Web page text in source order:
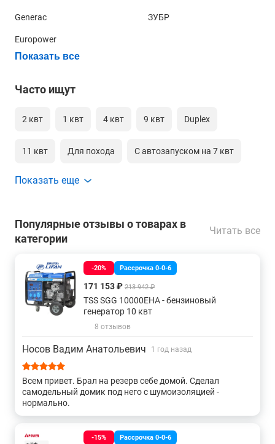
Generac ЗУБР
Europower
Показать все
Часто ищут
2 квт 1 квт 4 квт 9 квт Duplex
11 квт Для похода С автозапуском на 7 квт
С электростартером 100 квт
Показать еще
Популярные отзывы о товарах в
категории
Читать все
-20% Рассрочка 0-0-6
171 153 ₽ 213 942 ₽
TSS SGG 10000EHA - бензиновый
генератор 10 квт
8 отзывов
Носов Вадим Анатольевич 1 год назад
Всем привет. Брал на резерв себе домой. Сделал
самодельный домик под него с шумоизоляцией -
нормально.
-15% Рассрочка 0-0-6